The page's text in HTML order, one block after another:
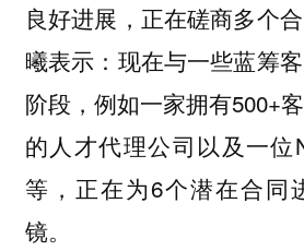
良好进展，正在磋商多个
曦表示：现在与一些蓝筹
阶段，例如一家拥有500+
的人才代理公司以及一位
等，正在为6个潜在合同
镜。